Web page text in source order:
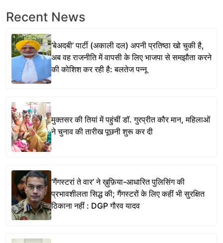
Recent News
‘बेअदबी’ पार्टी (अकाली दल) अपनी प्रतिष्ठा खो चुकी है,
अब वह राजनीति में वापसी के लिए भाजपा से समझौता करने
की कोशिश कर रही है: बलतेज पन्नू
मुक्तसर की तियां में पहुंचीं डॉ. गुरप्रीत कौर मान, महिलाओं
ने चुनाव की तारीख पूछनी शुरू कर दी
‘गैंगस्टरां ते वार’ ने ख़ुफ़िया-आधारित पुलिसिंग की
प्रभावशीलता सिद्ध की; गैंगस्टरों के लिए कहीं भी सुरक्षित
ठिकाना नहीं : DGP गौरव यादव